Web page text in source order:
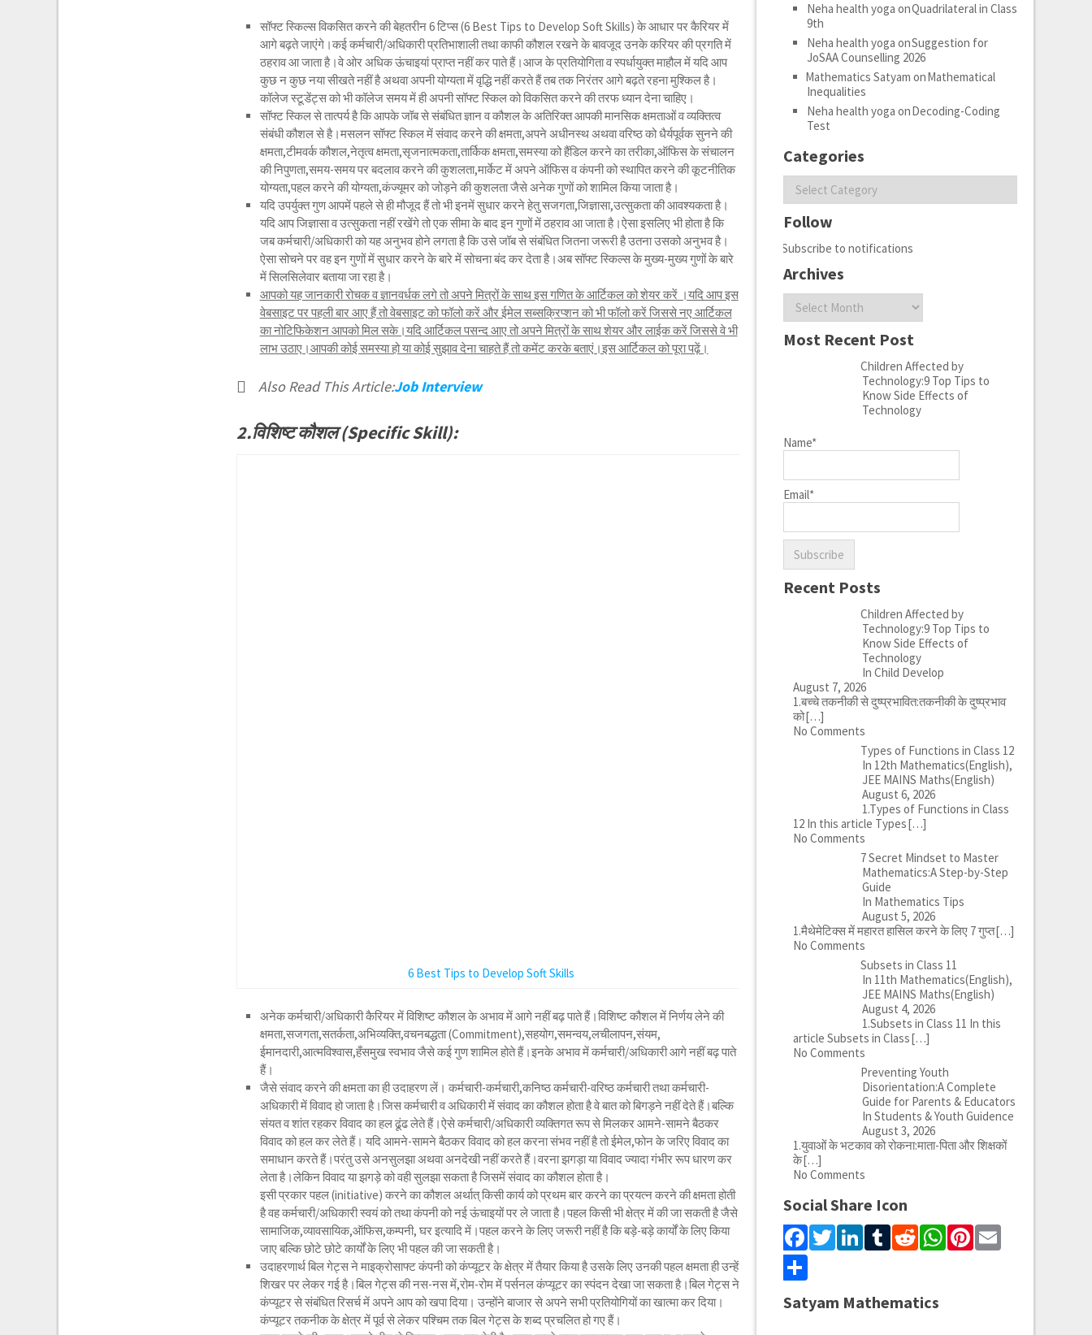
सॉफ्ट स्किल्स विकसित करने की बेहतरीन 6 टिप्स (6 Best Tips to Develop Soft Skills) के आधार पर कैरियर में
आगे बढ़ते जाएंगे।कई कर्मचारी/अधिकारी प्रतिभाशाली तथा काफी कौशल रखने के बावजूद उनके करियर की प्रगति में
ठहराव आ जाता है।वे ओर अधिक ऊंचाइयां प्राप्त नहीं कर पाते हैं।आज के प्रतियोगिता व स्पर्धायुक्त माहौल में यदि आप
कुछ न कुछ नया सीखते नहीं है अथवा अपनी योग्यता में वृद्धि नहीं करते हैं तब तक निरंतर आगे बढ़ते रहना मुश्किल है।
कॉलेज स्टूडेंट्स को भी कॉलेज समय में ही अपनी सॉफ्ट स्किल को विकसित करने की तरफ ध्यान देना चाहिए।
सॉफ्ट स्किल से तात्पर्य है कि आपके जॉब से संबंधित ज्ञान व कौशल के अतिरिक्त आपकी मानसिक क्षमताओं व व्यक्तित्व
संबंधी कौशल से है।मसलन सॉफ्ट स्किल में संवाद करने की क्षमता,अपने अधीनस्थ अथवा वरिष्ठ को धैर्यपूर्वक सुनने की
क्षमता,टीमवर्क कौशल,नेतृत्व क्षमता,सृजनात्मकता,तार्किक क्षमता,समस्या को हैंडिल करने का तरीका,ऑफिस के संचालन
की निपुणता,समय-समय पर बदलाव करने की कुशलता,मार्केट में अपने ऑफिस व कंपनी को स्थापित करने की कूटनीतिक
योग्यता,पहल करने की योग्यता,कंज्यूमर को जोड़ने की कुशलता जैसे अनेक गुणों को शामिल किया जाता है।
यदि उपर्युक्त गुण आपमें पहले से ही मौजूद हैं तो भी इनमें सुधार करने हेतु सजगता,जिज्ञासा,उत्सुकता की आवश्यकता है।
यदि आप जिज्ञासा व उत्सुकता नहीं रखेंगे तो एक सीमा के बाद इन गुणों में ठहराव आ जाता है।ऐसा इसलिए भी होता है कि
जब कर्मचारी/अधिकारी को यह अनुभव होने लगता है कि उसे जॉब से संबंधित जितना जरूरी है उतना उसको अनुभव है।
ऐसा सोचने पर वह इन गुणों में सुधार करने के बारे में सोचना बंद कर देता है।अब सॉफ्ट स्किल्स के मुख्य-मुख्य गुणों के बारे
में सिलसिलेवार बताया जा रहा है।
आपको यह जानकारी रोचक व ज्ञानवर्धक लगे तो अपने मित्रों के साथ इस गणित के आर्टिकल को शेयर करें ।यदि आप इस
वेबसाइट पर पहली बार आए हैं तो वेबसाइट को फॉलो करें और ईमेल सब्सक्रिप्शन को भी फॉलो करें जिससे नए आर्टिकल
का नोटिफिकेशन आपको मिल सके।यदि आर्टिकल पसन्द आए तो अपने मित्रों के साथ शेयर और लाईक करें जिससे वे भी
लाभ उठाए।आपकी कोई समस्या हो या कोई सुझाव देना चाहते हैं तो कमेंट करके बताएं।इस आर्टिकल को पूरा पढ़ें।
Also Read This Article:Job Interview
2.विशिष्ट कौशल (Specific Skill):
6 Best Tips to Develop Soft Skills
अनेक कर्मचारी/अधिकारी कैरियर में विशिष्ट कौशल के अभाव में आगे नहीं बढ़ पाते हैं।विशिष्ट कौशल में निर्णय लेने की
क्षमता,सजगता,सतर्कता,अभिव्यक्ति,वचनबद्धता (Commitment),सहयोग,समन्वय,लचीलापन,संयम,
ईमानदारी,आत्मविश्वास,हँसमुख स्वभाव जैसे कई गुण शामिल होते हैं।इनके अभाव में कर्मचारी/अधिकारी आगे नहीं बढ़ पाते
हैं।
जैसे संवाद करने की क्षमता का ही उदाहरण लें। कर्मचारी-कर्मचारी,कनिष्ठ कर्मचारी-वरिष्ठ कर्मचारी तथा कर्मचारी-
अधिकारी में विवाद हो जाता है।जिस कर्मचारी व अधिकारी में संवाद का कौशल होता है वे बात को बिगड़ने नहीं देते हैं।बल्कि
संयत व शांत रहकर विवाद का हल ढूंढ लेते हैं।ऐसे कर्मचारी/अधिकारी व्यक्तिगत रूप से मिलकर आमने-सामने बैठकर
विवाद को हल कर लेते हैं। यदि आमने-सामने बैठकर विवाद को हल करना संभव नहीं है तो ईमेल,फोन के जरिए विवाद का
समाधान करते हैं।परंतु उसे अनसुलझा अथवा अनदेखी नहीं करते हैं।वरना झगड़ा या विवाद ज्यादा गंभीर रूप धारण कर
लेता है।लेकिन विवाद या झगड़े को वही सुलझा सकता है जिसमें संवाद का कौशल होता है।
इसी प्रकार पहल (initiative) करने का कौशल अर्थात् किसी कार्य को प्रथम बार करने का प्रयत्न करने की क्षमता होती
है वह कर्मचारी/अधिकारी स्वयं को तथा कंपनी को नई ऊंचाइयों पर ले जाता है।पहल किसी भी क्षेत्र में की जा सकती है जैसे
सामाजिक,व्यावसायिक,ऑफिस,कम्पनी, घर इत्यादि में।पहल करने के लिए जरूरी नहीं है कि बड़े-बड़े कार्यों के लिए किया
जाए बल्कि छोटे छोटे कार्यों के लिए भी पहल की जा सकती है।
उदाहरणार्थ बिल गेट्स ने माइक्रोसाफ्ट कंपनी को कंप्यूटर के क्षेत्र में तैयार किया है उसके लिए उनकी पहल क्षमता ही उन्हें
शिखर पर लेकर गई है।बिल गेट्स की नस-नस में,रोम-रोम में पर्सनल कंप्यूटर का स्पंदन देखा जा सकता है।बिल गेट्स ने
कंप्यूटर से संबंधित रिसर्च में अपने आप को खपा दिया। उन्होंने बाजार से अपने सभी प्रतियोगियों का खात्मा कर दिया।
कंप्यूटर तकनीक के क्षेत्र में पूर्व से लेकर पश्चिम तक बिल गेट्स के शब्द प्रचलित हो गए हैं।
Neha health yoga onQuadrilateral in Class
9th
Neha health yoga onSuggestion for
JoSAA Counselling 2026
Mathematics Satyam onMathematical
Inequalities
Neha health yoga onDecoding-Coding
Test
Categories
Categories
Follow
Subscribe to notifications
Archives
Archives
Most Recent Post
Children Affected by
Technology:9 Top Tips to
Know Side Effects of
Technology
Name*
Email*
Recent Posts
Children Affected by
Technology:9 Top Tips to
Know Side Effects of
Technology
In Child Develop
August 7, 2026
1.बच्चे तकनीकी से दुष्प्रभावित:तकनीकी के दुष्प्रभाव
को[…]
No Comments
Types of Functions in Class 12
In 12th Mathematics(English),
JEE MAINS Maths(English)
August 6, 2026
1.Types of Functions in Class
12 In this article Types[…]
No Comments
7 Secret Mindset to Master
Mathematics:A Step-by-Step
Guide
In Mathematics Tips
August 5, 2026
1.मैथेमेटिक्स में महारत हासिल करने के लिए 7 गुप्त[…]
No Comments
Subsets in Class 11
In 11th Mathematics(English),
JEE MAINS Maths(English)
August 4, 2026
1.Subsets in Class 11 In this
article Subsets in Class[…]
No Comments
Preventing Youth
Disorientation:A Complete
Guide for Parents & Educators
In Students & Youth Guidence
August 3, 2026
1.युवाओं के भटकाव को रोकना:माता-पिता और शिक्षकों
के[…]
No Comments
Social Share Icon
Facebook
Twitter
LinkedIn
Tumblr
Reddit
WhatsApp
Pinterest
Email
Share
Satyam Mathematics